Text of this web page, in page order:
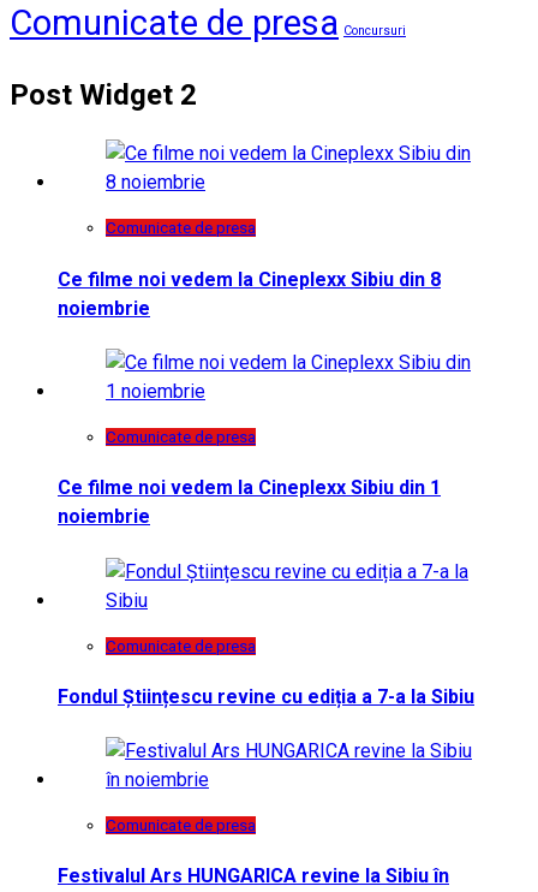
Comunicate de presa Concursuri
Post Widget 2
Comunicate de presa
Ce filme noi vedem la Cineplexx Sibiu din 8
noiembrie
Comunicate de presa
Ce filme noi vedem la Cineplexx Sibiu din 1
noiembrie
Comunicate de presa
Fondul Științescu revine cu ediția a 7-a la Sibiu
Comunicate de presa
Festivalul Ars HUNGARICA revine la Sibiu în